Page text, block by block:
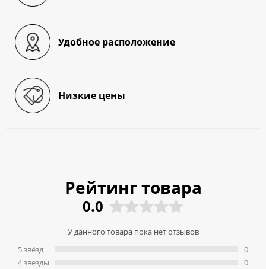
Удобное расположение
Низкие цены
Рейтинг товара
0.0
У данного товара пока нет отзывов
5 звёзд
4 звeзды
0
0